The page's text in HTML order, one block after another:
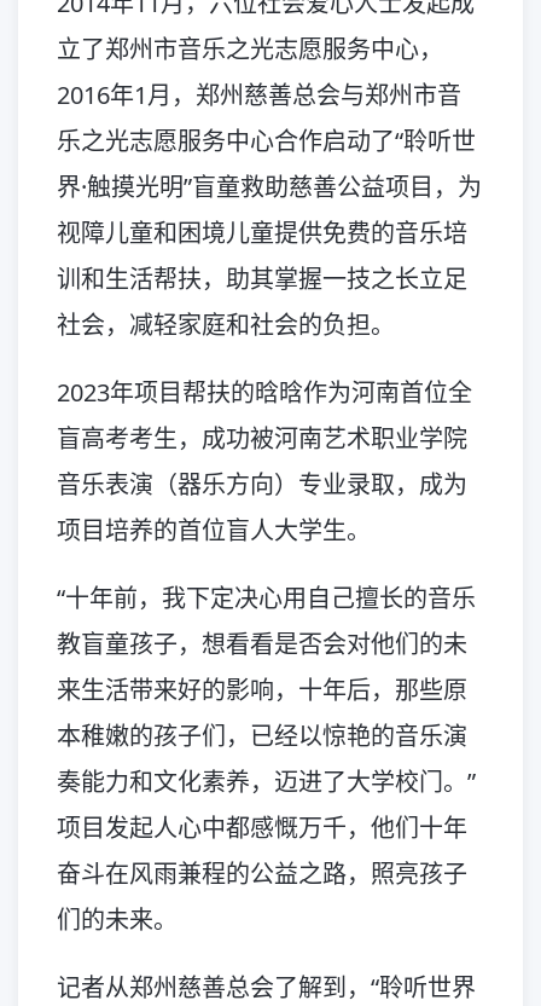
立了郑州市音乐之光志愿服务中心，
2016年1月，郑州慈善总会与郑州市音
乐之光志愿服务中心合作启动了“聆听世
界·触摸光明”盲童救助慈善公益项目，为
视障儿童和困境儿童提供免费的音乐培
训和生活帮扶，助其掌握一技之长立足
社会，减轻家庭和社会的负担。
2023年项目帮扶的晗晗作为河南首位全
盲高考考生，成功被河南艺术职业学院
音乐表演（器乐方向）专业录取，成为
项目培养的首位盲人大学生。
“十年前，我下定决心用自己擅长的音乐
教盲童孩子，想看看是否会对他们的未
来生活带来好的影响，十年后，那些原
本稚嫩的孩子们，已经以惊艳的音乐演
奏能力和文化素养，迈进了大学校门。”
项目发起人心中都感慨万千，他们十年
奋斗在风雨兼程的公益之路，照亮孩子
们的未来。
记者从郑州慈善总会了解到，“聆听世界